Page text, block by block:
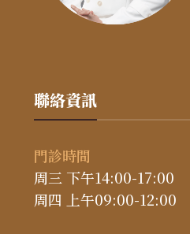
聯絡資訊
門診時間
周三 下午14:00-17:00
周四 上午09:00-12:00